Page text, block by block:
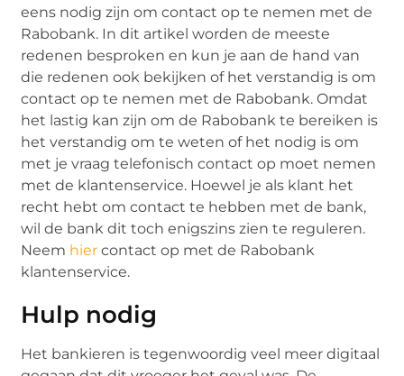
eens nodig zijn om contact op te nemen met de
Rabobank. In dit artikel worden de meeste
redenen besproken en kun je aan de hand van
die redenen ook bekijken of het verstandig is om
contact op te nemen met de Rabobank. Omdat
het lastig kan zijn om de Rabobank te bereiken is
het verstandig om te weten of het nodig is om
met je vraag telefonisch contact op moet nemen
met de klantenservice. Hoewel je als klant het
recht hebt om contact te hebben met de bank,
wil de bank dit toch enigszins zien te reguleren.
Neem hier contact op met de Rabobank
klantenservice.
Hulp nodig
Het bankieren is tegenwoordig veel meer digitaal